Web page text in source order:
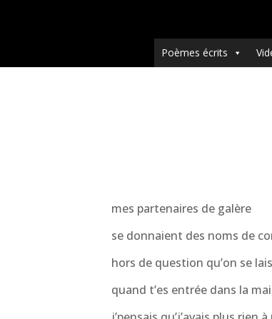
Poèmes écrits
mes partenaires de galère
se donnaient des noms de
hors de question qu’on se
quand t’es entrée dans la